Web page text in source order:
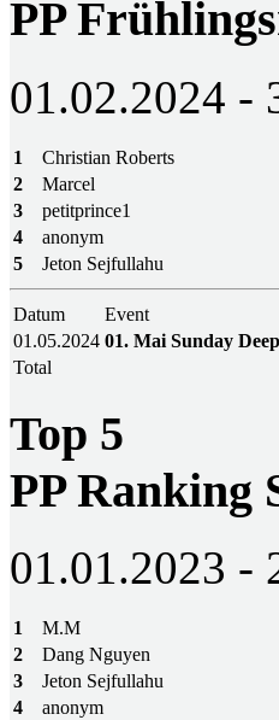
PP
01.02.2024 -
1
Christian Roberts
2
Marcel
3
petitprince1
4
anonym
5
Jeton Sejfullahu
Datum Event
01.05.2024 01. Mai Sunday
Total
Top 5
PP Ranking
01.01.2023 -
1
M.M
2
Dang Nguyen
3
Jeton Sejfullahu
4
anonym